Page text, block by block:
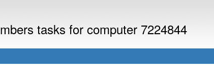
tasks for computer 7224844